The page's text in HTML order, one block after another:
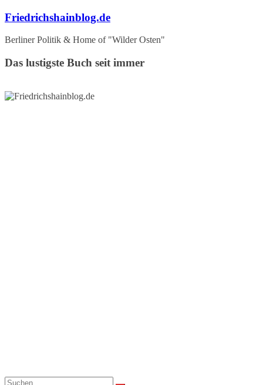
Zum
springen
Friedrichshainblog.de
Berliner Politik & Home of "Wilder Osten"
Das lustigste Buch seit immer